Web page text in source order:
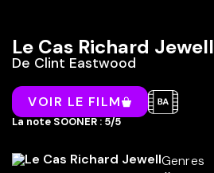
Le Cas Richard Jewell
De Clint Eastwood
VOIR LE FILM
La note SOONER : 5/5
Genres